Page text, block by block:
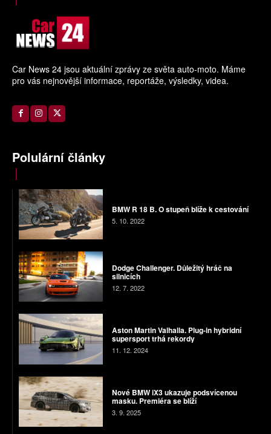
Car News 24 jsou aktuální zprávy ze světa auto-moto. Máme
pro vás nejnovější informace, reportáže, výsledky, videa.
Polulární články
BMW R 18 B. O stupeň blíže k cestování
5. 10. 2022
Dodge Challenger. Důležitý hráč na
silnicích
12. 7. 2022
Aston Martin Valhalla. Plug-in hybridní
supersport trhá rekordy
11. 12. 2024
Nové BMW iX3 ukazuje podsvícenou
masku. Premiéra se blíží
3. 9. 2025